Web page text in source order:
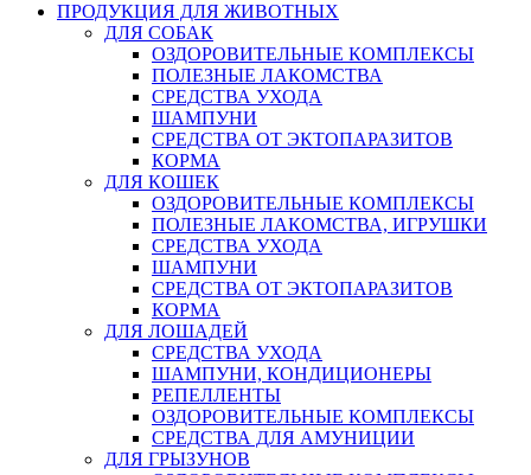
ПРОДУКЦИЯ ДЛЯ ЖИВОТНЫХ
ДЛЯ СОБАК
ОЗДОРОВИТЕЛЬНЫЕ КОМПЛЕКСЫ
ПОЛЕЗНЫЕ ЛАКОМСТВА
СРЕДСТВА УХОДА
ШАМПУНИ
СРЕДСТВА ОТ ЭКТОПАРАЗИТОВ
КОРМА
ДЛЯ КОШЕК
ОЗДОРОВИТЕЛЬНЫЕ КОМПЛЕКСЫ
ПОЛЕЗНЫЕ ЛАКОМСТВА, ИГРУШКИ
СРЕДСТВА УХОДА
ШАМПУНИ
СРЕДСТВА ОТ ЭКТОПАРАЗИТОВ
КОРМА
ДЛЯ ЛОШАДЕЙ
СРЕДСТВА УХОДА
ШАМПУНИ, КОНДИЦИОНЕРЫ
РЕПЕЛЛЕНТЫ
ОЗДОРОВИТЕЛЬНЫЕ КОМПЛЕКСЫ
СРЕДСТВА ДЛЯ АМУНИЦИИ
ДЛЯ ГРЫЗУНОВ